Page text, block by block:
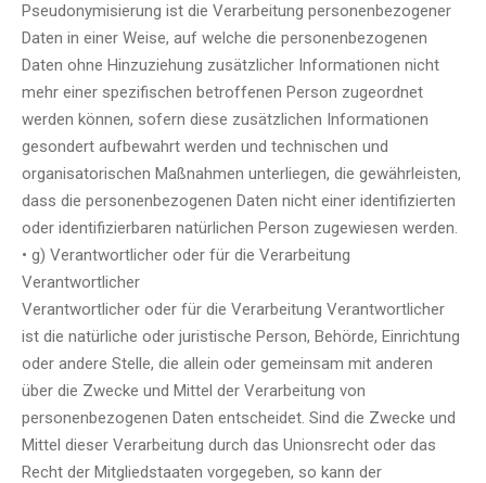
Pseudonymisierung ist die Verarbeitung personenbezogener
Daten in einer Weise, auf welche die personenbezogenen
Daten ohne Hinzuziehung zusätzlicher Informationen nicht
mehr einer spezifischen betroffenen Person zugeordnet
werden können, sofern diese zusätzlichen Informationen
gesondert aufbewahrt werden und technischen und
organisatorischen Maßnahmen unterliegen, die gewährleisten,
dass die personenbezogenen Daten nicht einer identifizierten
oder identifizierbaren natürlichen Person zugewiesen werden.
• g) Verantwortlicher oder für die Verarbeitung
Verantwortlicher
Verantwortlicher oder für die Verarbeitung Verantwortlicher
ist die natürliche oder juristische Person, Behörde, Einrichtung
oder andere Stelle, die allein oder gemeinsam mit anderen
über die Zwecke und Mittel der Verarbeitung von
personenbezogenen Daten entscheidet. Sind die Zwecke und
Mittel dieser Verarbeitung durch das Unionsrecht oder das
Recht der Mitgliedstaaten vorgegeben, so kann der